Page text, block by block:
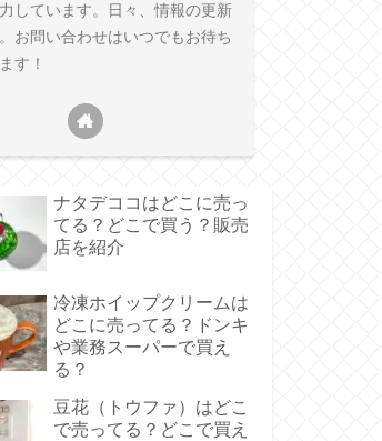
しています。日々、情報の更新
お問い合わせはいつでもお待ち
す！
ナタデココはどこに売っ
てる？どこで買う？販売
店を紹介
冷凍ホイップクリームは
どこに売ってる？ドンキ
や業務スーパーで買え
る？
豆花（トウファ）はどこ
で売ってる？どこで買え